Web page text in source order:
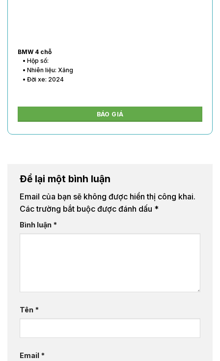
BMW 4 chỗ
• Hộp số:
• Nhiên liệu: Xăng
• Đời xe: 2024
BÁO GIÁ
Để lại một bình luận
Email của bạn sẽ không được hiển thị công khai.
Các trường bắt buộc được đánh dấu *
Bình luận *
Tên *
Email *